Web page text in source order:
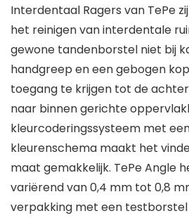
Interdentaal Ragers van TePe
het reinigen van interdentale
gewone tandenborstel niet bij
handgreep en een gebogen
toegang te krijgen tot de
naar binnen gerichte
kleurcoderingssysteem met
kleurenschema maakt het
maat gemakkelijk. TePe Angle
variërend van 0,4 mm tot 0,8
verpakking met een testborstel